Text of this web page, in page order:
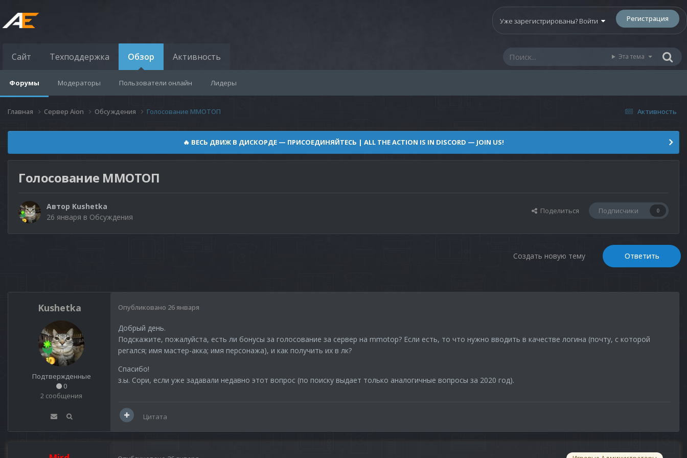
Уже зарегистрированы? Войти Регистрация
Сайт Техподдержка Обзор
Форумы Модераторы Пользователи онлайн Лидеры
Активность Эта тема
Активность
Главная Сервер Aion Обсуждения Голосование ММОТОП
🔥 ВЕСЬ ДВИЖ В ДИСКОРДЕ — ПРИСОЕДИНЯЙТЕСЬ | ALL THE ACTION IS IN DISCORD — JOIN US!
Голосование ММОТОП
Автор Kushetka
26 января в Обсуждения
Поделиться Подписчики 0
Ответить
Создать новую тему
Kushetka
Подтвержденные
0
2 сообщения
Опубликовано 26 января
Добрый день.
Подскажите, пожалуйста, есть ли бонусы за голосование за сервер на mmotop? Если есть, то что нужно вводить в качестве логина (почту, с которой
регался; имя мастер-акка; имя персонажа), и как получить их в лк?
Спасибо!
з.ы. Сори, если уже задавали недавно этот вопрос (по поиску выдает только аналогичные вопросы за 2020 год).
Цитата